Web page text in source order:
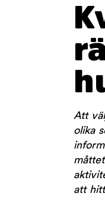
Att
olika
att